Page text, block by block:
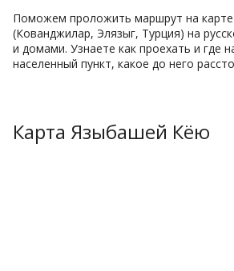
Поможем проложить маршрут на
(Кованджилар, Элязыг, Турция) на
и домами. Узнаете как проехать и где
населенный пункт, какое до него
Карта Языбашей Кёю